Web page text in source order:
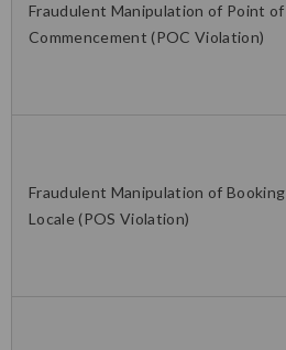
Fraudulent Manipulation of Point of
Commencement (POC Violation)
Fraudulent Manipulation of Booking
Locale (POS Violation)